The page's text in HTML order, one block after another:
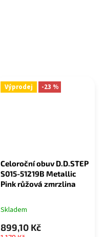
Výprodej -23 %
Celoroční obuv D.D.STEP
S015-51219B Metallic
Pink růžová zmrzlina
Skladem
899,10 Kč